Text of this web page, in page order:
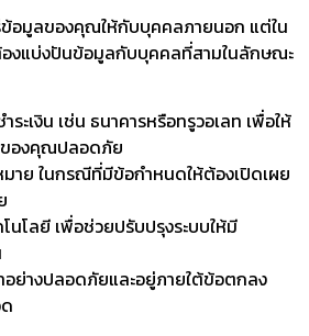
ข้อมูลของคุณให้กับบุคคลภายนอก แต่ใน
องแบ่งปันข้อมูลกับบุคคลที่สามในลักษณะ
ะเงิน เช่น ธนาคารหรือทรูวอเลท เพื่อให้
องคุณปลอดภัย
าย ในกรณีที่มีข้อกำหนดให้ต้องเปิดเผย
นโลยี เพื่อช่วยปรับปรุงระบบให้มี
ย่างปลอดภัยและอยู่ภายใต้ข้อตกลง